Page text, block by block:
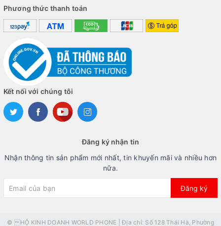
Phương thức thanh toán
Kết nối với chúng tôi
Đăng ký nhận tin
Nhận thông tin sản phẩm mới nhất, tin khuyến mãi và nhiều hơn
nữa.
Đăng ký
© HỘ KINH DOANH WORLD PHONE | Địa chỉ: Số 128 Thái Hà, Phường